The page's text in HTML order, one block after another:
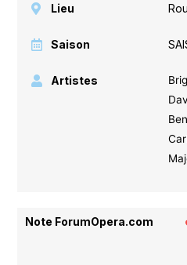
Lieu
Saison
Artistes
Note ForumOpera.com